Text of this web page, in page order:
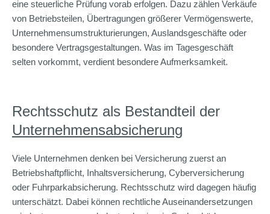
eine steuerliche Prüfung vorab erfolgen. Dazu zählen Verkäufe
von Betriebsteilen, Übertragungen größerer Vermögenswerte,
Unternehmensumstrukturierungen, Auslandsgeschäfte oder
besondere Vertragsgestaltungen. Was im Tagesgeschäft
selten vorkommt, verdient besondere Aufmerksamkeit.
Rechtsschutz als Bestandteil der
Unternehmensabsicherung
Viele Unternehmen denken bei Versicherung zuerst an
Betriebshaftpflicht, Inhaltsversicherung, Cyberversicherung
oder Fuhrparkabsicherung. Rechtsschutz wird dagegen häufig
unterschätzt. Dabei können rechtliche Auseinandersetzungen